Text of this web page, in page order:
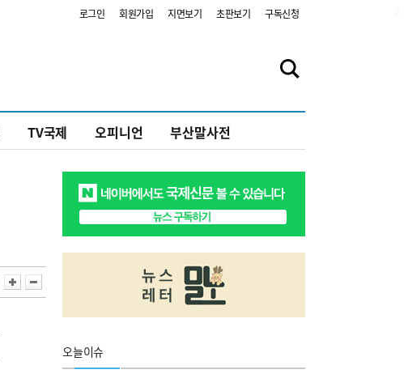
로그인 회원가입 지면보기 초판보기 구독신청
TV국제 오피니언 부산말사전
오늘이슈